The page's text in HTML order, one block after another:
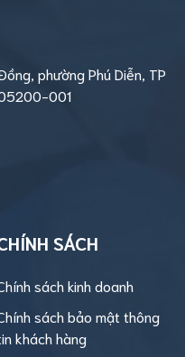
phường Phú Diễn, TP
001
SÁCH
sách kinh doanh
sách bảo mật thông
khách hàng